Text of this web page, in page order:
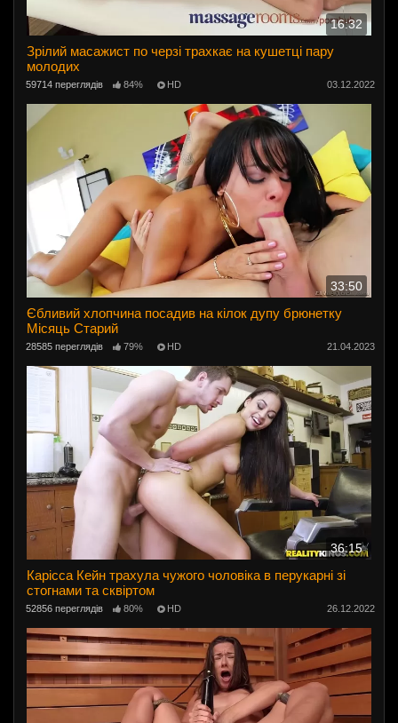
16:32
Зрілий масажист по черзі трахкає на кушетці пару
молодих
59714 переглядів 84% HD 03.12.2022
33:50
Єбливий хлопчина посадив на кілок дупу брюнетку
Місяць Старий
28585 переглядів 79% HD 21.04.2023
36:15
Карісса Кейн трахула чужого чоловіка в перукарні зі
стогнами та сквіртом
52856 переглядів 80% HD 26.12.2022